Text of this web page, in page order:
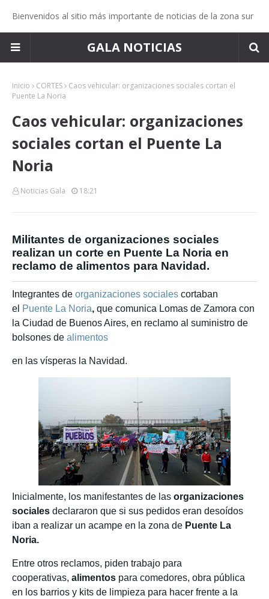
Bienvenidos al sitio más importante de noticias de la zona sur
GALA NOTICIAS
Inicio CORTES
Caos vehicular: organizaciones sociales cortan el
Puente La Noria
Caos vehicular: organizaciones
sociales cortan el Puente La
Noria
Noticias Gala 18:21
Militantes de organizaciones sociales
realizan un corte en Puente La Noria en
reclamo de alimentos para Navidad.
Integrantes de organizaciones sociales cortaban
el Puente La Noria, que comunica Lomas de Zamora con
la Ciudad de Buenos Aires, en reclamo al suministro de
bolsones de alimentos
en las vísperas la Navidad.
Inicialmente, los manifestantes de las organizaciones
sociales declararon que si sus pedidos eran desoídos
iban a realizar un acampe en la zona de Puente La
Noria.
Entre otros reclamos, piden trabajo para
cooperativas, alimentos para comedores, obra pública
en los barrios y kits de limpieza para hacer frente a la